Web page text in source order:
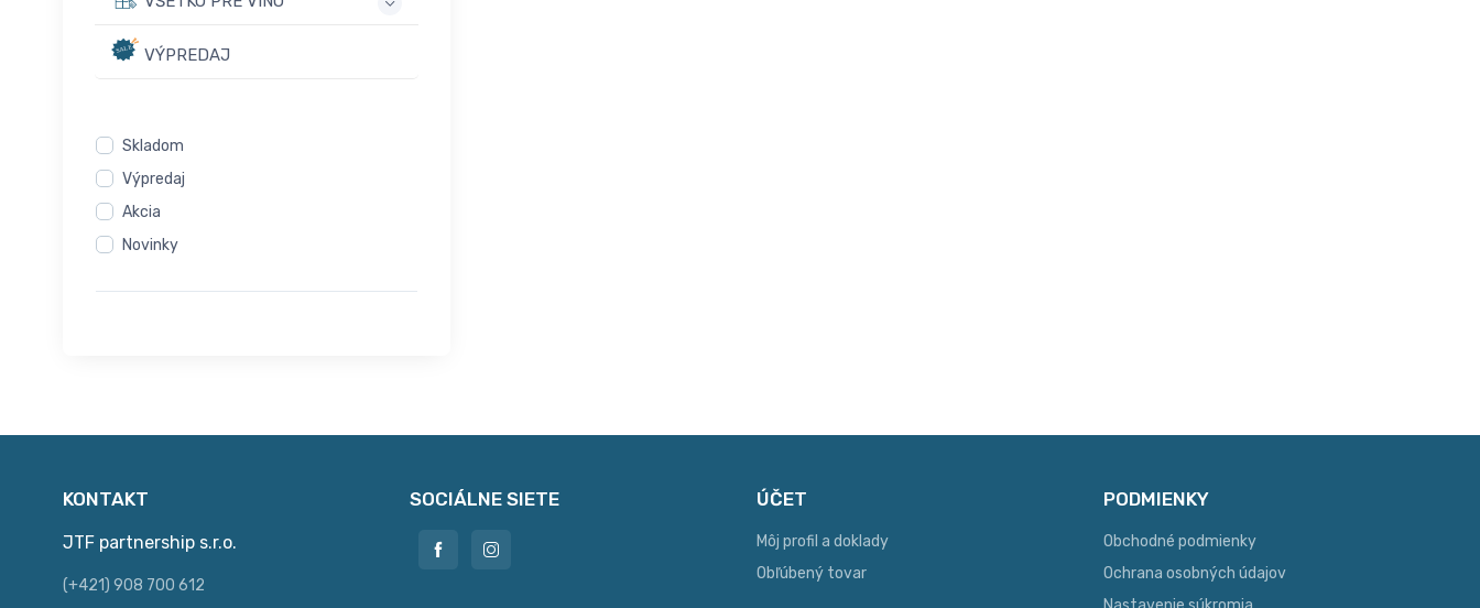
VÝPREDAJ
Skladom
Výpredaj
Akcia
Novinky
KONTAKT
JTF partnership s.r.o.
(+421) 908 700 612
SOCIÁLNE SIETE ÚČET
Môj profil a doklady
Obľúbený tovar
PODMIENKY
Obchodné podmienky
Ochrana osobných údajov